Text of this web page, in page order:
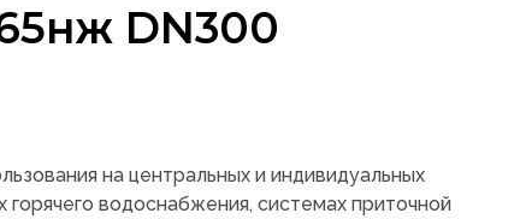
DN300
на центральных и индивидуальных
водоснабжения, системах приточной